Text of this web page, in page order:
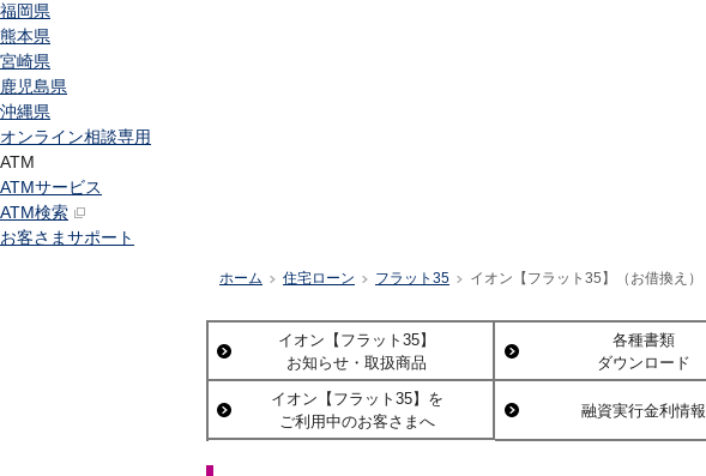
福岡県
熊本県
宮崎県
鹿児島県
沖縄県
オンライン相談専用
ATM
ATMサービス
ATM検索
お客さまサポート
ホーム >住宅ローン >フラット35 イオン【フラット35】（お借換え）
イオン【フラット35】
お知らせ・取扱商品
各種書類
ダウンロード
イオン【フラット35】を
ご利用中のお客さまへ
融資実行金利情報